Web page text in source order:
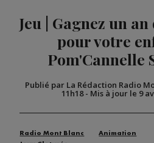
Jeu | Gagnez un
pour votre
Pom'Cannelle
Publié par La Rédaction Radio
11h18- Mis à jour le 9
Radio Mont Blanc
Animation